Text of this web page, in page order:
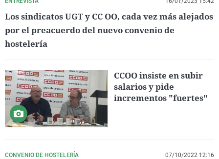
Los sindicatos UGT y CC OO, cada vez más alejados
por el preacuerdo del nuevo convenio de
hostelería
CCOO insiste en subir
salarios y pide
incrementos "fuertes"
CONVENIO DE HOSTELERÍA 07/10/2022 12:16